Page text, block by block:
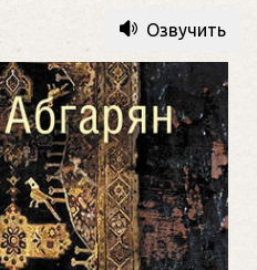
Озвучить